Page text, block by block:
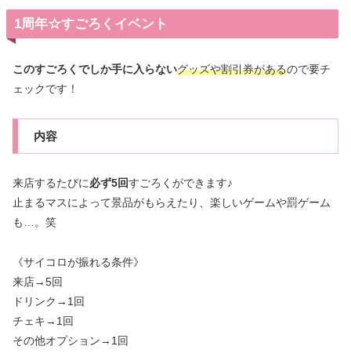
1周年☆すごろくイベント
このすごろくでしか手に入らないグッズや割引券があるので要チ
ェックです！
内容
来店するたびに必ず5回すごろくができます♪
止まるマスによって景品がもらえたり、楽しいゲームや罰ゲーム
も…。笑
《サイコロが振れる条件》
来店→5回
ドリンク→1回
チェキ→1回
その他オプション→1回